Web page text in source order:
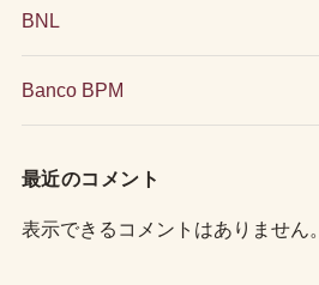
BNL
Banco BPM
最近のコメント
表示できるコメントはありません。